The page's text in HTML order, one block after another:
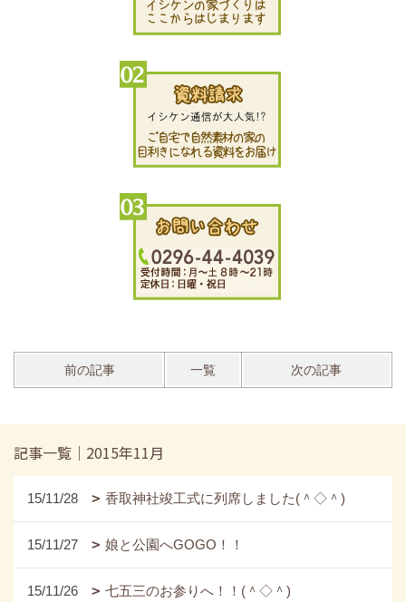
前の記事 一覧 次の記事
記事一覧｜2015年11月
15/11/28 香取神社竣工式に列席しました(＾◇＾)
15/11/27 娘と公園へGOGO！！
15/11/26 七五三のお参りへ！！(＾◇＾)